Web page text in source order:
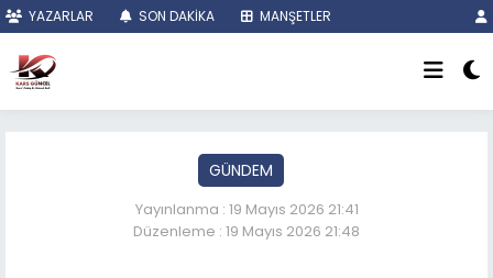
YAZARLAR SON DAKİKA MANŞETLER
GÜNDEM
Yayınlanma : 19 Mayıs 2026 21:41
Düzenleme : 19 Mayıs 2026 21:48